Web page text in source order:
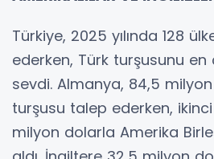
Türkiye, 2025 yılında 128
ederken, Türk turşusunu
sevdi. Almanya, 84,5
turşusu talep ederken,
milyon dolarla Amerika